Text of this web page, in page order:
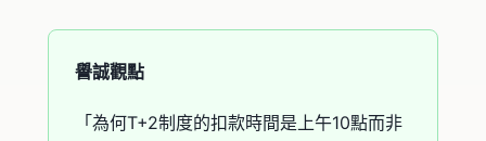
譽誠觀點
「為何T+2制度的扣款時間是上午10點而非